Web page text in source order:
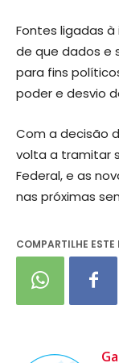
Fontes ligadas
de que dados e
para fins
poder e desvio
Com a decisão
volta a tramitar
Federal, e as
nas próximas
COMPARTILHE ESTE